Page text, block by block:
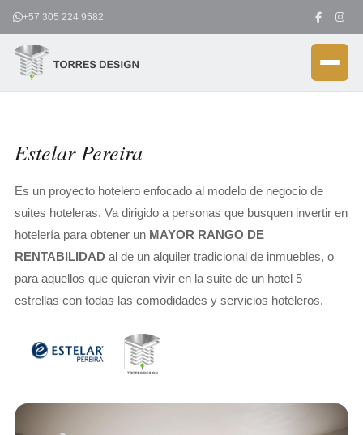
contenido
+57 305 224 9582
Estelar Pereira
Es un proyecto hotelero enfocado al modelo de negocio de
suites hoteleras. Va dirigido a personas que busquen invertir en
hotelería para obtener un MAYOR RANGO DE
RENTABILIDAD al de un alquiler tradicional de inmuebles, o
para aquellos que quieran vivir en la suite de un hotel 5
estrellas con todas las comodidades y servicios hoteleros.